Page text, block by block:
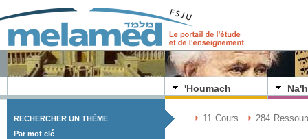
'Houmach Na'h
RECHERCHER UN THÈME
Par mot clé
11 Cours 284